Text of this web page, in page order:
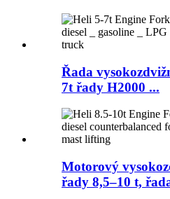
Řada
7t řady H2000 ...
Motorový
řady 8,5–10 t,